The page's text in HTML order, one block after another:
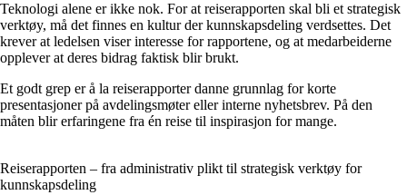
Teknologi alene er ikke nok. For at reiserapporten skal bli et strategisk
verktøy, må det finnes en kultur der kunnskapsdeling verdsettes. Det
krever at ledelsen viser interesse for rapportene, og at medarbeiderne
opplever at deres bidrag faktisk blir brukt.
Et godt grep er å la reiserapporter danne grunnlag for korte
presentasjoner på avdelingsmøter eller interne nyhetsbrev. På den
måten blir erfaringene fra én reise til inspirasjon for mange.
Reiserapporten – fra administrativ plikt til strategisk verktøy for
kunnskapsdeling